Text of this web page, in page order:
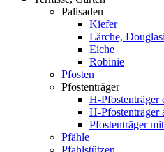
Palisaden
Kiefer
Lärche,
Eiche
Robinie
Pfosten
Pfostenträger
H-Pfostenträger
H-Pfostenträger
Pfostenträger
Pfähle
Pfahlstützen